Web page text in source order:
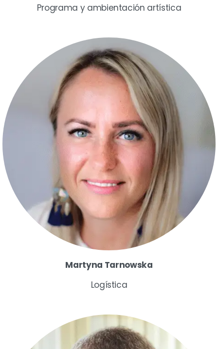
Programa y ambientación artística
Martyna Tarnowska
Logística